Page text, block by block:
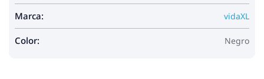
Marca: vidaXL
Color: Negro